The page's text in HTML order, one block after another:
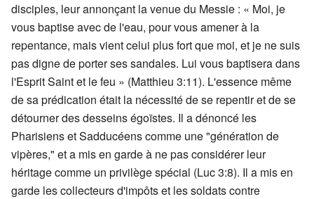
disciples, leur annonçant la venue du Messie : « Moi, je
vous baptise avec de l'eau, pour vous amener à la
repentance, mais vient celui plus fort que moi, et je ne suis
pas digne de porter ses sandales. Lui vous baptisera dans
l'Esprit Saint et le feu » (Matthieu 3:11). L'essence même
de sa prédication était la nécessité de se repentir et de se
détourner des desseins égoïstes. Il a dénoncé les
Pharisiens et Sadducéens comme une "génération de
vipères," et a mis en garde à ne pas considérer leur
héritage comme un privilège spécial (Luc 3:8). Il a mis en
garde les collecteurs d'impôts et les soldats contre